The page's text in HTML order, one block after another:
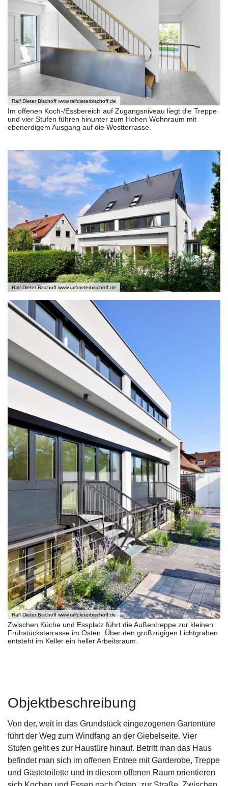
Ralf Dieter Bischoff www.ralfdieterbischoff.de
Im offenen Koch-/Essbereich auf Zugangsniveau liegt die Treppe
und vier Stufen führen hinunter zum Hohen Wohnraum mit
ebenerdigem Ausgang auf die Westterrasse.
Ralf Dieter Bischoff www.ralfdieterbischoff.de
Ralf Dieter Bischoff www.ralfdieterbischoff.de
Zwischen Küche und Essplatz führt die Außentreppe zur kleinen
Frühstücksterrasse im Osten. Über den großzügigen Lichtgraben
entsteht im Keller ein heller Arbeitsraum.
Objektbeschreibung
Von der, weit in das Grundstück eingezogenen Gartentüre
führt der Weg zum Windfang an der Giebelseite. Vier
Stufen geht es zur Haustüre hinauf. Betritt man das Haus
befindet man sich im offenen Entree mit Garderobe, Treppe
und Gästetoilette und in diesem offenen Raum orientieren